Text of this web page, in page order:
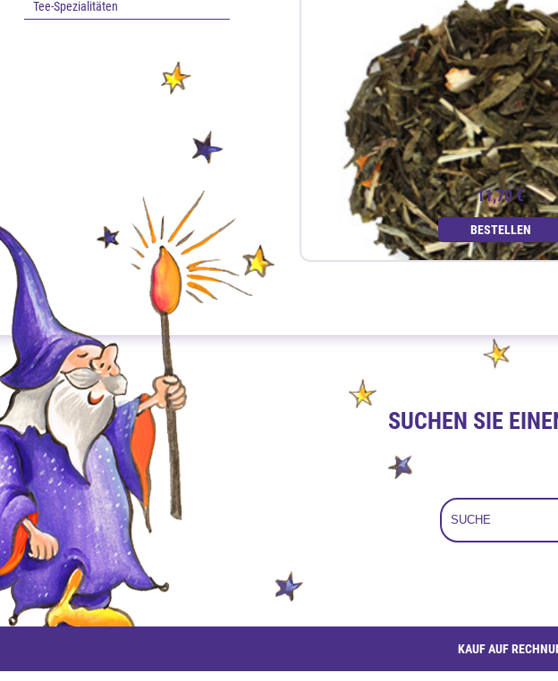
Tee-Spezialitäten
Zitronella Traum
11,70 €
BESTELLEN
SUCHEN SIE
KAUF AUF